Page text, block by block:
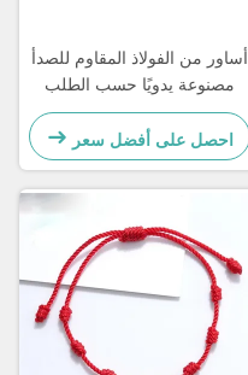
أساور من الفولاذ المقاوم للصدأ
مصنوعة يدويًا حسب الطلب
هدية للزوجين للرجال سوار
مطرز بحجر عين النمر
احصل على أفضل سعر